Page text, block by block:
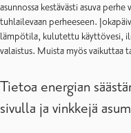
asunnossa kestävästi asuva
tuhlailevaan perheeseen.
lämpötila, kulutettu käyttövesi,
valaistus. Muista myös vaikuttaa
Tietoa energian
sivulla ja vinkkejä